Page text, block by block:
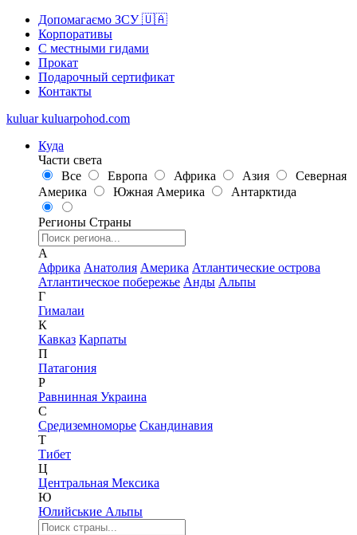
Допомагаємо ЗСУ 🇺🇦
Корпоративы
С местными гидами
Прокат
Подарочный сертификат
Контакты
kuluar kuluarpohod.com
Куда
Части света
Все
Европа Африка Азия
Северная
Америка
Южная Америка Антарктида
Регионы Страны
А
Африка Анатолия Америка Атлантические острова
Атлантическое побережье Анды Альпы
Г
Гималаи
К
Кавказ Карпаты
П
Патагония
Р
Равнинная Украина
С
Средиземноморье Скандинавия
Т
Тибет
Ц
Центральная Мексика
Ю
Юлийськие Альпы